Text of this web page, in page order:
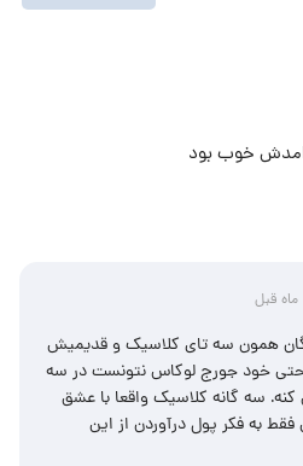
خوب بود
همون سه تای کلاسیک و قدیمیش
حتی خود جورج لوکاس نتونست در سه
سه گانه کلاسیک واقعا با عشق
به فکر پول درآوردن از این